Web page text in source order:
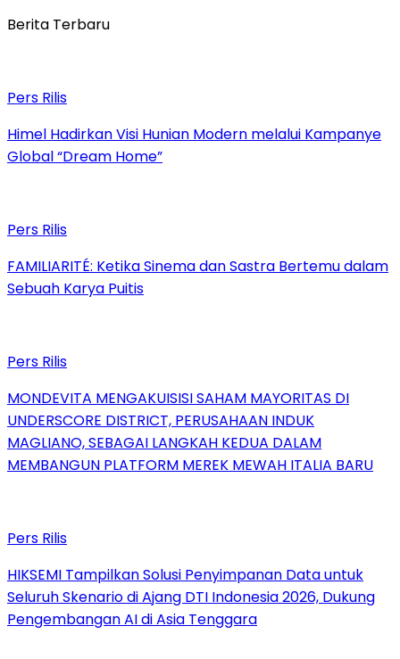
Berita Terbaru
Pers Rilis
Himel Hadirkan Visi Hunian Modern melalui Kampanye
Global “Dream Home”
Pers Rilis
FAMILIARITÉ: Ketika Sinema dan Sastra Bertemu dalam
Sebuah Karya Puitis
Pers Rilis
MONDEVITA MENGAKUISISI SAHAM MAYORITAS DI
UNDERSCORE DISTRICT, PERUSAHAAN INDUK
MAGLIANO, SEBAGAI LANGKAH KEDUA DALAM
MEMBANGUN PLATFORM MEREK MEWAH ITALIA BARU
Pers Rilis
HIKSEMI Tampilkan Solusi Penyimpanan Data untuk
Seluruh Skenario di Ajang DTI Indonesia 2026, Dukung
Pengembangan AI di Asia Tenggara